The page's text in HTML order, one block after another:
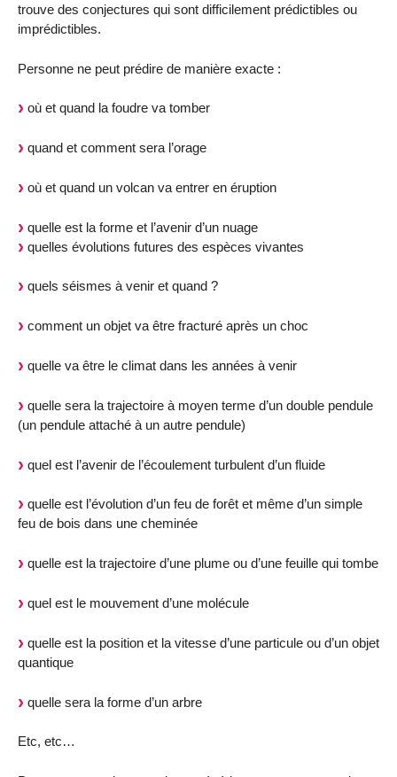
trouve des conjectures qui sont difficilement prédictibles ou
imprédictibles.
Personne ne peut prédire de manière exacte :
où et quand la foudre va tomber
quand et comment sera l’orage
où et quand un volcan va entrer en éruption
quelle est la forme et l’avenir d’un nuage
quelles évolutions futures des espèces vivantes
quels séismes à venir et quand ?
comment un objet va être fracturé après un choc
quelle va être le climat dans les années à venir
quelle sera la trajectoire à moyen terme d’un double pendule
(un pendule attaché à un autre pendule)
quel est l’avenir de l’écoulement turbulent d’un fluide
quelle est l’évolution d’un feu de forêt et même d’un simple
feu de bois dans une cheminée
quelle est la trajectoire d’une plume ou d’une feuille qui tombe
quel est le mouvement d’une molécule
quelle est la position et la vitesse d’une particule ou d’un objet
quantique
quelle sera la forme d’un arbre
Etc, etc…